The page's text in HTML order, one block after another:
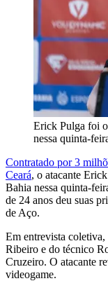
Erick Pulga foi
nessa quinta-
Contratado por 3
Ceará, o atacante
Bahia nessa quinta-
de 24 anos deu suas
de Aço.
Em entrevista
Ribeiro e do técnico
Cruzeiro. O atacante
videogame.